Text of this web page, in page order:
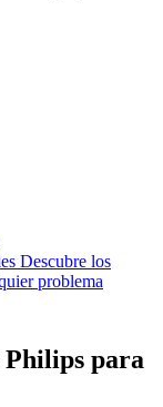
Descubre los
problema
Philips para